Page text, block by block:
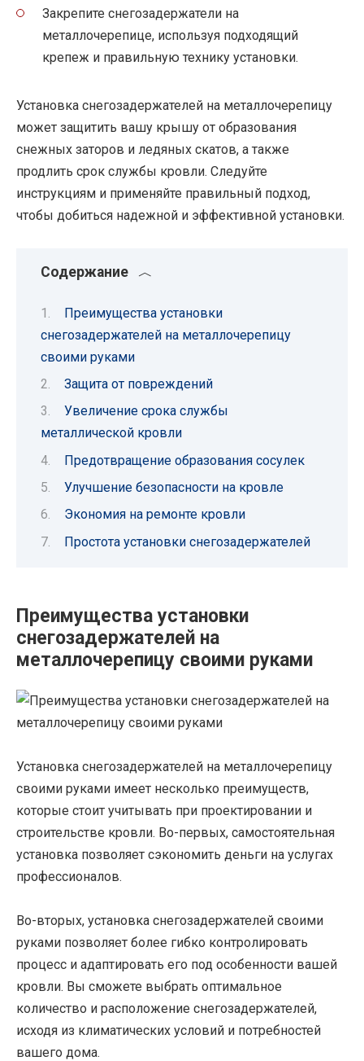
Закрепите снегозадержатели на
металлочерепице, используя подходящий
крепеж и правильную технику установки.
Установка снегозадержателей на металлочерепицу
может защитить вашу крышу от образования
снежных заторов и ледяных скатов, а также
продлить срок службы кровли. Следуйте
инструкциям и применяйте правильный подход,
чтобы добиться надежной и эффективной установки.
Содержание
Преимущества установки
снегозадержателей на металлочерепицу
своими руками
Защита от повреждений
Увеличение срока службы
металлической кровли
Предотвращение образования сосулек
Улучшение безопасности на кровле
Экономия на ремонте кровли
Простота установки снегозадержателей
Преимущества установки
снегозадержателей на
металлочерепицу своими руками
Установка снегозадержателей на металлочерепицу
своими руками имеет несколько преимуществ,
которые стоит учитывать при проектировании и
строительстве кровли. Во-первых, самостоятельная
установка позволяет сэкономить деньги на услугах
профессионалов.
Во-вторых, установка снегозадержателей своими
руками позволяет более гибко контролировать
процесс и адаптировать его под особенности вашей
кровли. Вы сможете выбрать оптимальное
количество и расположение снегозадержателей,
исходя из климатических условий и потребностей
вашего дома.